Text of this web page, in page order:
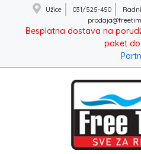
Užice 031/525-450
Besplatna dostava na
paket